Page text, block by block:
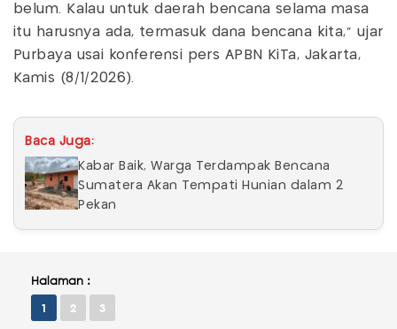
belum. Kalau untuk daerah bencana selama masa
itu harusnya ada, termasuk dana bencana kita," ujar
Purbaya usai konferensi pers APBN KiTa, Jakarta,
Kamis (8/1/2026).
Baca Juga:
Kabar Baik, Warga Terdampak Bencana
Sumatera Akan Tempati Hunian dalam 2
Pekan
Halaman :
1 2 3